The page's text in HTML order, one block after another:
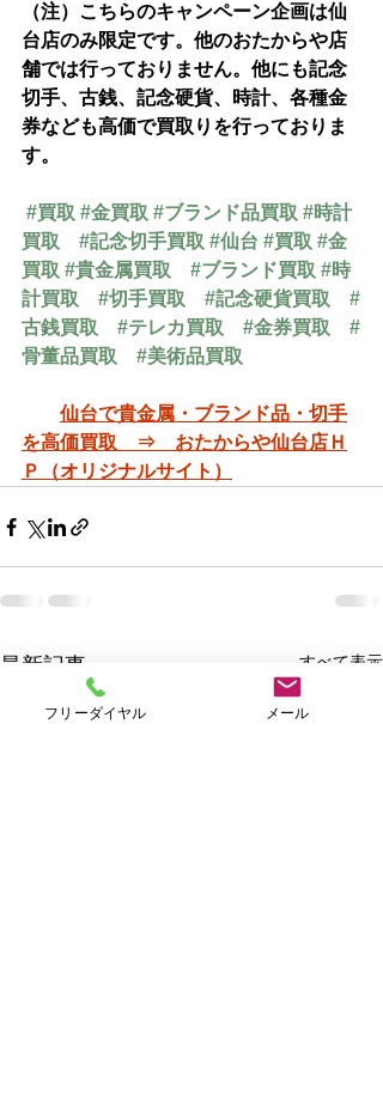
（注）こちらのキャンペーン企画は仙
台店のみ限定です。他のおたからや店
舗では行っておりません。他にも記念
切手、古銭、記念硬貨、時計、各種金
券なども高価で買取りを行っておりま
す。
#買取 #金買取 #ブランド品買取 #時計
買取
#記念切手買取 #仙台 #買取 #金
買取 #貴金属買取 #ブランド買取 #時
計買取
#切手買取 #記念硬貨買取
#
古銭買取
#テレカ買取 #金券買取
#
骨董品買取
#美術品買取
仙台で貴金属・ブランド品・切手
を高価買取　⇒　おたからや仙台店Ｈ
Ｐ（オリジナルサイト）
最新記事 すべて表示
フリーダイヤル メール